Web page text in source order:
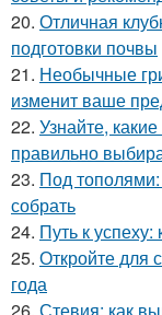
20. Отличная
подготовки почвы
21. Необычные
изменит ваше
22. Узнайте,
правильно
23. Под тополями:
собрать
24. Путь к
25. Откройте для
года